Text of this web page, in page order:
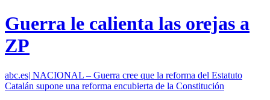
Guerra le calienta las orejas a
ZP
abc.es| NACIONAL – Guerra cree que la reforma del Estatuto
Catalán supone una reforma encubierta de la Constitución